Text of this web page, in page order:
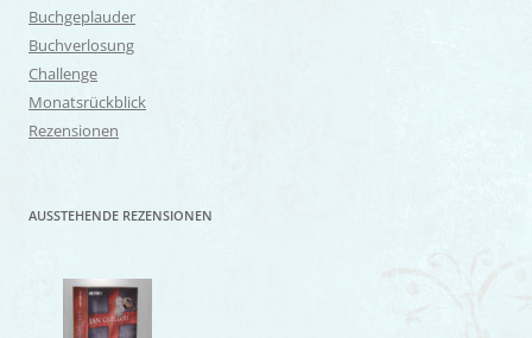
Buchgeplauder
Buchverlosung
Challenge
Monatsrückblick
Rezensionen
AUSSTEHENDE REZENSIONEN